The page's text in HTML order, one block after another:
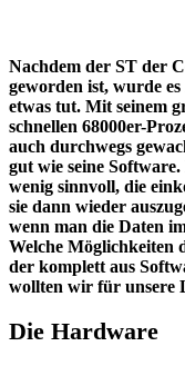
Nachdem der ST der
geworden ist, wurde
etwas tut. Mit seinem
schnellen 68000er-
auch durchwegs
gut wie seine
wenig sinnvoll, die
sie dann wieder
wenn man die Daten
Welche Möglichkeiten
der komplett aus
wollten wir für unsere
Die Hardware